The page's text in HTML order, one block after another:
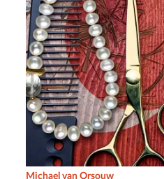
Michael van Orsouw